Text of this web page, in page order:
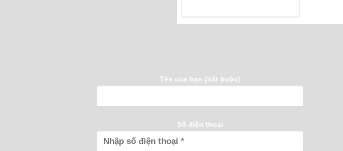
Tên của bạn (bắt buộc)
Số điện thoại